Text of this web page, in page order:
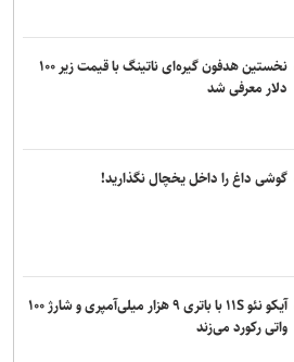
نخستین هدفون گیره‌ای ناتینگ با قیمت زیر ۱۰۰
دلار معرفی شد
گوشی داغ را داخل یخچال نگذارید!
آیکو نئو ۱۱S با باتری ۹ هزار میلی‌آمپری و شارژ ۱۰۰
واتی رکورد می‌زند